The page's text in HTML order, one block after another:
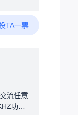
张照最
零件直
别图片
，该
照，系
块普通
业一
机定
告知在
团乱哄
"和"消
你手机
信协
TA一票
流任意
功率